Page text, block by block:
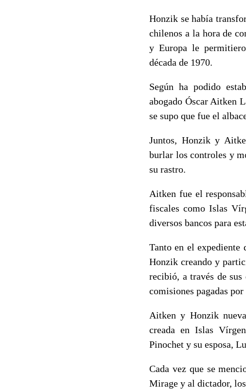
Honzik se había
chilenos a la hora de
y Europa le
década de 1970.
Según ha podido
abogado Óscar Aitken
se supo que fue el
Juntos, Honzik y
burlar los controles y
su rastro.
Aitken fue el
fiscales como Islas
diversos bancos para
Tanto en el expediente
Honzik creando y
recibió, a través de
comisiones pagadas
Aitken y Honzik
creada en Islas
Pinochet y su esposa,
Cada vez que se
Mirage y al dictador,